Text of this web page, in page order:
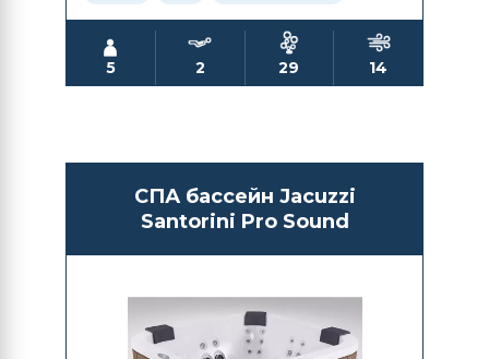
5 2 29 14
СПА бассейн Jacuzzi
Santorini Pro Sound